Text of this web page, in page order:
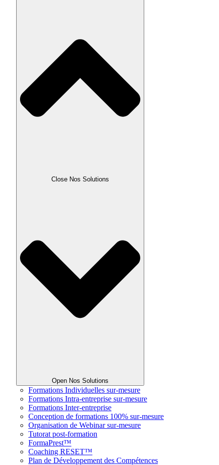
Close Nos Solutions
Open Nos Solutions
Formations Individuelles sur-mesure
Formations Intra-entreprise sur-mesure
Formations Inter-entreprise
Conception de formations 100% sur-mesure
Organisation de Webinar sur-mesure
Tutorat post-formation
FormaPrest™
Coaching RESET™
Plan de Développement des Compétences